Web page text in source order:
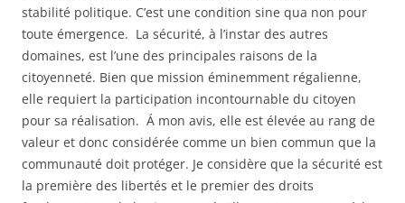
stabilité politique. C’est une condition sine qua non pour
toute émergence. La sécurité, à l’instar des autres
domaines, est l’une des principales raisons de la
citoyenneté. Bien que mission éminemment régalienne,
elle requiert la participation incontournable du citoyen
pour sa réalisation. Á mon avis, elle est élevée au rang de
valeur et donc considérée comme un bien commun que la
communauté doit protéger. Je considère que la sécurité est
la première des libertés et le premier des droits